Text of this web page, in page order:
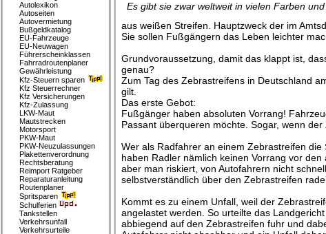
Es gibt sie zwar weltweit in vielen Farben
aus weißen Streifen. Hauptzweck der im
Sie sollen Fußgängern das Leben leichter
Grundvoraussetzung, damit das klappt ist,
genau?
Zum Tag des Zebrastreifens in Deutschland
gilt.
Das erste Gebot:
Fußgänger haben absoluten Vorrang!
Passant überqueren möchte. Sogar, wenn
Wer als Radfahrer an einem Zebrastreifen
haben Radler nämlich keinen Vorrang vor
aber man riskiert, von Autofahrern nicht
selbstverständlich über den Zebrastreifen
Kommt es zu einem Unfall, weil der
angelastet werden. So urteilte das
abbiegend auf den Zebrastreifen fuhr und
Autolexikon
Autoseiten
Autovermietung
Bußgeldkatalog
EU-Fahrzeuge
EU-Neuwagen
Führerscheinklassen
Fahrradroutenplaner
Gewährleistung
Kfz-Steuern sparen
Kfz Steuerrechner
Kfz Versicherungen
Kfz-Zulassung
LKW-Maut
Mautstrecken
Motorsport
PKW-Maut
PKW-Neuzulassungen
Plakettenverordnung
Rechtsberatung
Reimport Ratgeber
Reparaturanleitung
Routenplaner
Spritsparen
Schulferien
Tankstellen
Verkehrsunfall
Verkehrsurteile